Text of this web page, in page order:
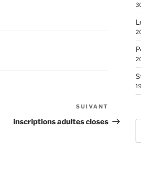
suivant
SUIVANT
inscriptions adultes closes
: